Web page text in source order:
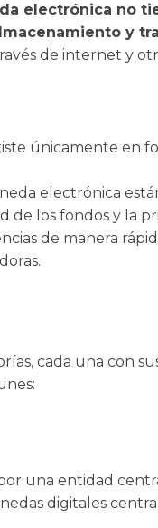
electrónica no
y
de internet y
únicamente en
electrónica
los fondos y la
de manera
cada una con
una entidad
digitales